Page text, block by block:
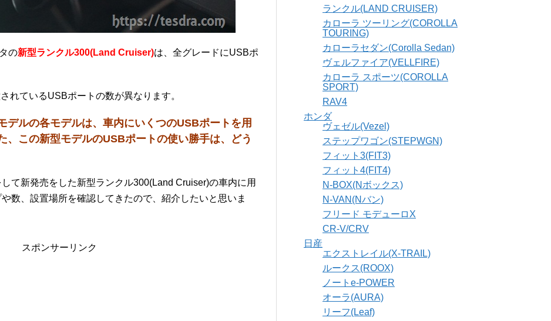
の新型ランクル300(Land Cruiser)は、全グレードにUSBポ
れているUSBポートの数が異なります。
デルの各モデルは、車内にいくつのUSBポートを用
、この新型モデルのUSBポートの使い勝手は、どう
て新発売をした新型ランクル300(Land Cruiser)の車内に用
数、設置場所を確認してきたので、紹介したいと思いま
スポンサーリンク
ランクル(LAND CRUISER)
カローラ ツーリング(COROLLA
TOURING)
カローラセダン(Corolla Sedan)
ヴェルファイア(VELLFIRE)
カローラ スポーツ(COROLLA
SPORT)
RAV4
ホンダ
ヴェゼル(Vezel)
ステップワゴン(STEPWGN)
フィット3(FIT3)
フィット4(FIT4)
N-BOX(Nボックス)
N-VAN(Nバン)
フリード モデューロX
CR-V/CRV
日産
エクストレイル(X-TRAIL)
ルークス(ROOX)
ノートe-POWER
オーラ(AURA)
リーフ(Leaf)